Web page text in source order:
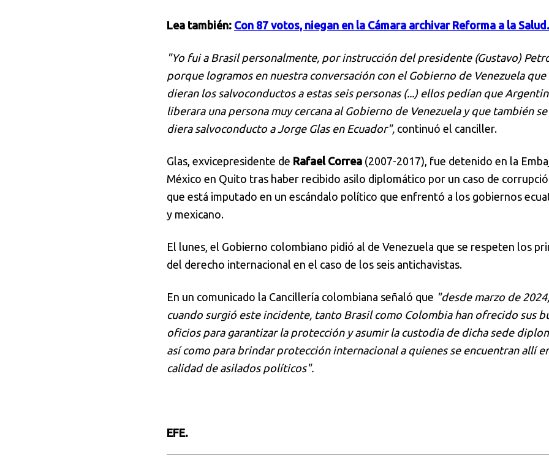
Lea también: Con 87 votos, niegan en la Cámara archivar Reforma a la Salud.
"Yo fui a Brasil personalmente, por instrucción del presidente (Gustavo)
porque logramos en nuestra conversación con el Gobierno de Venezuela que
dieran los salvoconductos a estas seis personas (...) ellos pedían que
liberara una persona muy cercana al Gobierno de Venezuela y que también
diera salvoconducto a Jorge Glas en Ecuador", continuó el canciller.
Glas, exvicepresidente de Rafael Correa (2007-2017), fue detenido en la
México en Quito tras haber recibido asilo diplomático por un caso de
que está imputado en un escándalo político que enfrentó a los gobiernos
y mexicano.
El lunes, el Gobierno colombiano pidió al de Venezuela que se respeten los
del derecho internacional en el caso de los seis antichavistas.
En un comunicado la Cancillería colombiana señaló que "desde marzo de 2024,
cuando surgió este incidente, tanto Brasil como Colombia han ofrecido sus
oficios para garantizar la protección y asumir la custodia de dicha sede
así como para brindar protección internacional a quienes se encuentran allí
calidad de asilados políticos".
EFE.